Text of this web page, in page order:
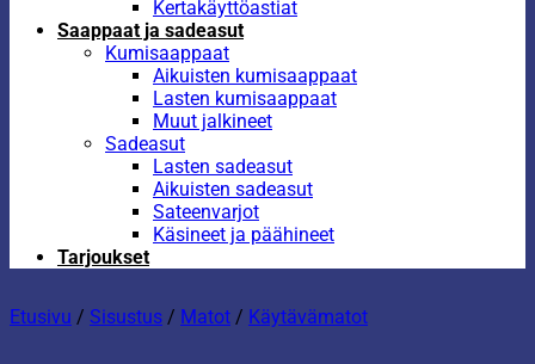
Kertakäyttöastiat
Saappaat ja sadeasut
Kumisaappaat
Aikuisten kumisaappaat
Lasten kumisaappaat
Muut jalkineet
Sadeasut
Lasten sadeasut
Aikuisten sadeasut
Sateenvarjot
Käsineet ja päähineet
Tarjoukset
Etusivu / Sisustus / Matot / Käytävämatot